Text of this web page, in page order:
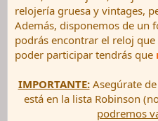
relojería gruesa y vintages,
Además, disponemos de un
podrás encontrar el reloj
poder participar tendrás que
IMPORTANTE:Asegúrate
está en la lista Robinson
podremos